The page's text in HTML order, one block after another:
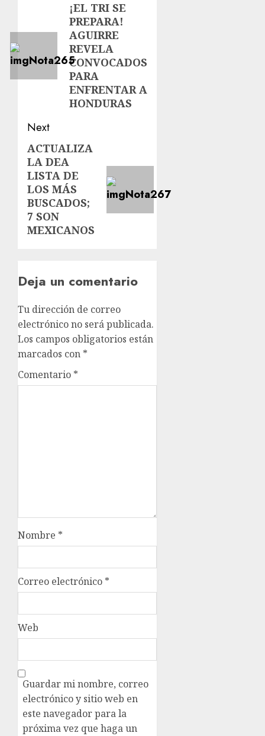
¡EL TRI SE
PREPARA!
AGUIRRE
REVELA
CONVOCADOS
PARA
ENFRENTAR A
HONDURAS
Next
ACTUALIZA
LA DEA
LISTA DE
LOS MÁS
BUSCADOS;
7 SON
MEXICANOS
Deja un comentario
Tu dirección de correo
electrónico no será publicada.
Los campos obligatorios están
marcados con *
Comentario *
Nombre *
Correo electrónico *
Web
Guardar mi nombre, correo
electrónico y sitio web en
este navegador para la
próxima vez que haga un